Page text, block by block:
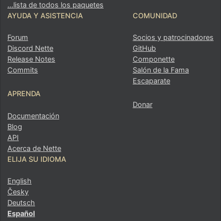
...lista de todos los paquetes
AYUDA Y ASISTENCIA
Forum
Discord Nette
Release Notes
Commits
APRENDA
Documentación
Blog
API
Acerca de Nette
COMUNIDAD
Socios y patrocinadores
GitHub
Componette
Salón de la Fama
Escaparate
Donar
ELIJA SU IDIOMA
English
Česky
Deutsch
Español